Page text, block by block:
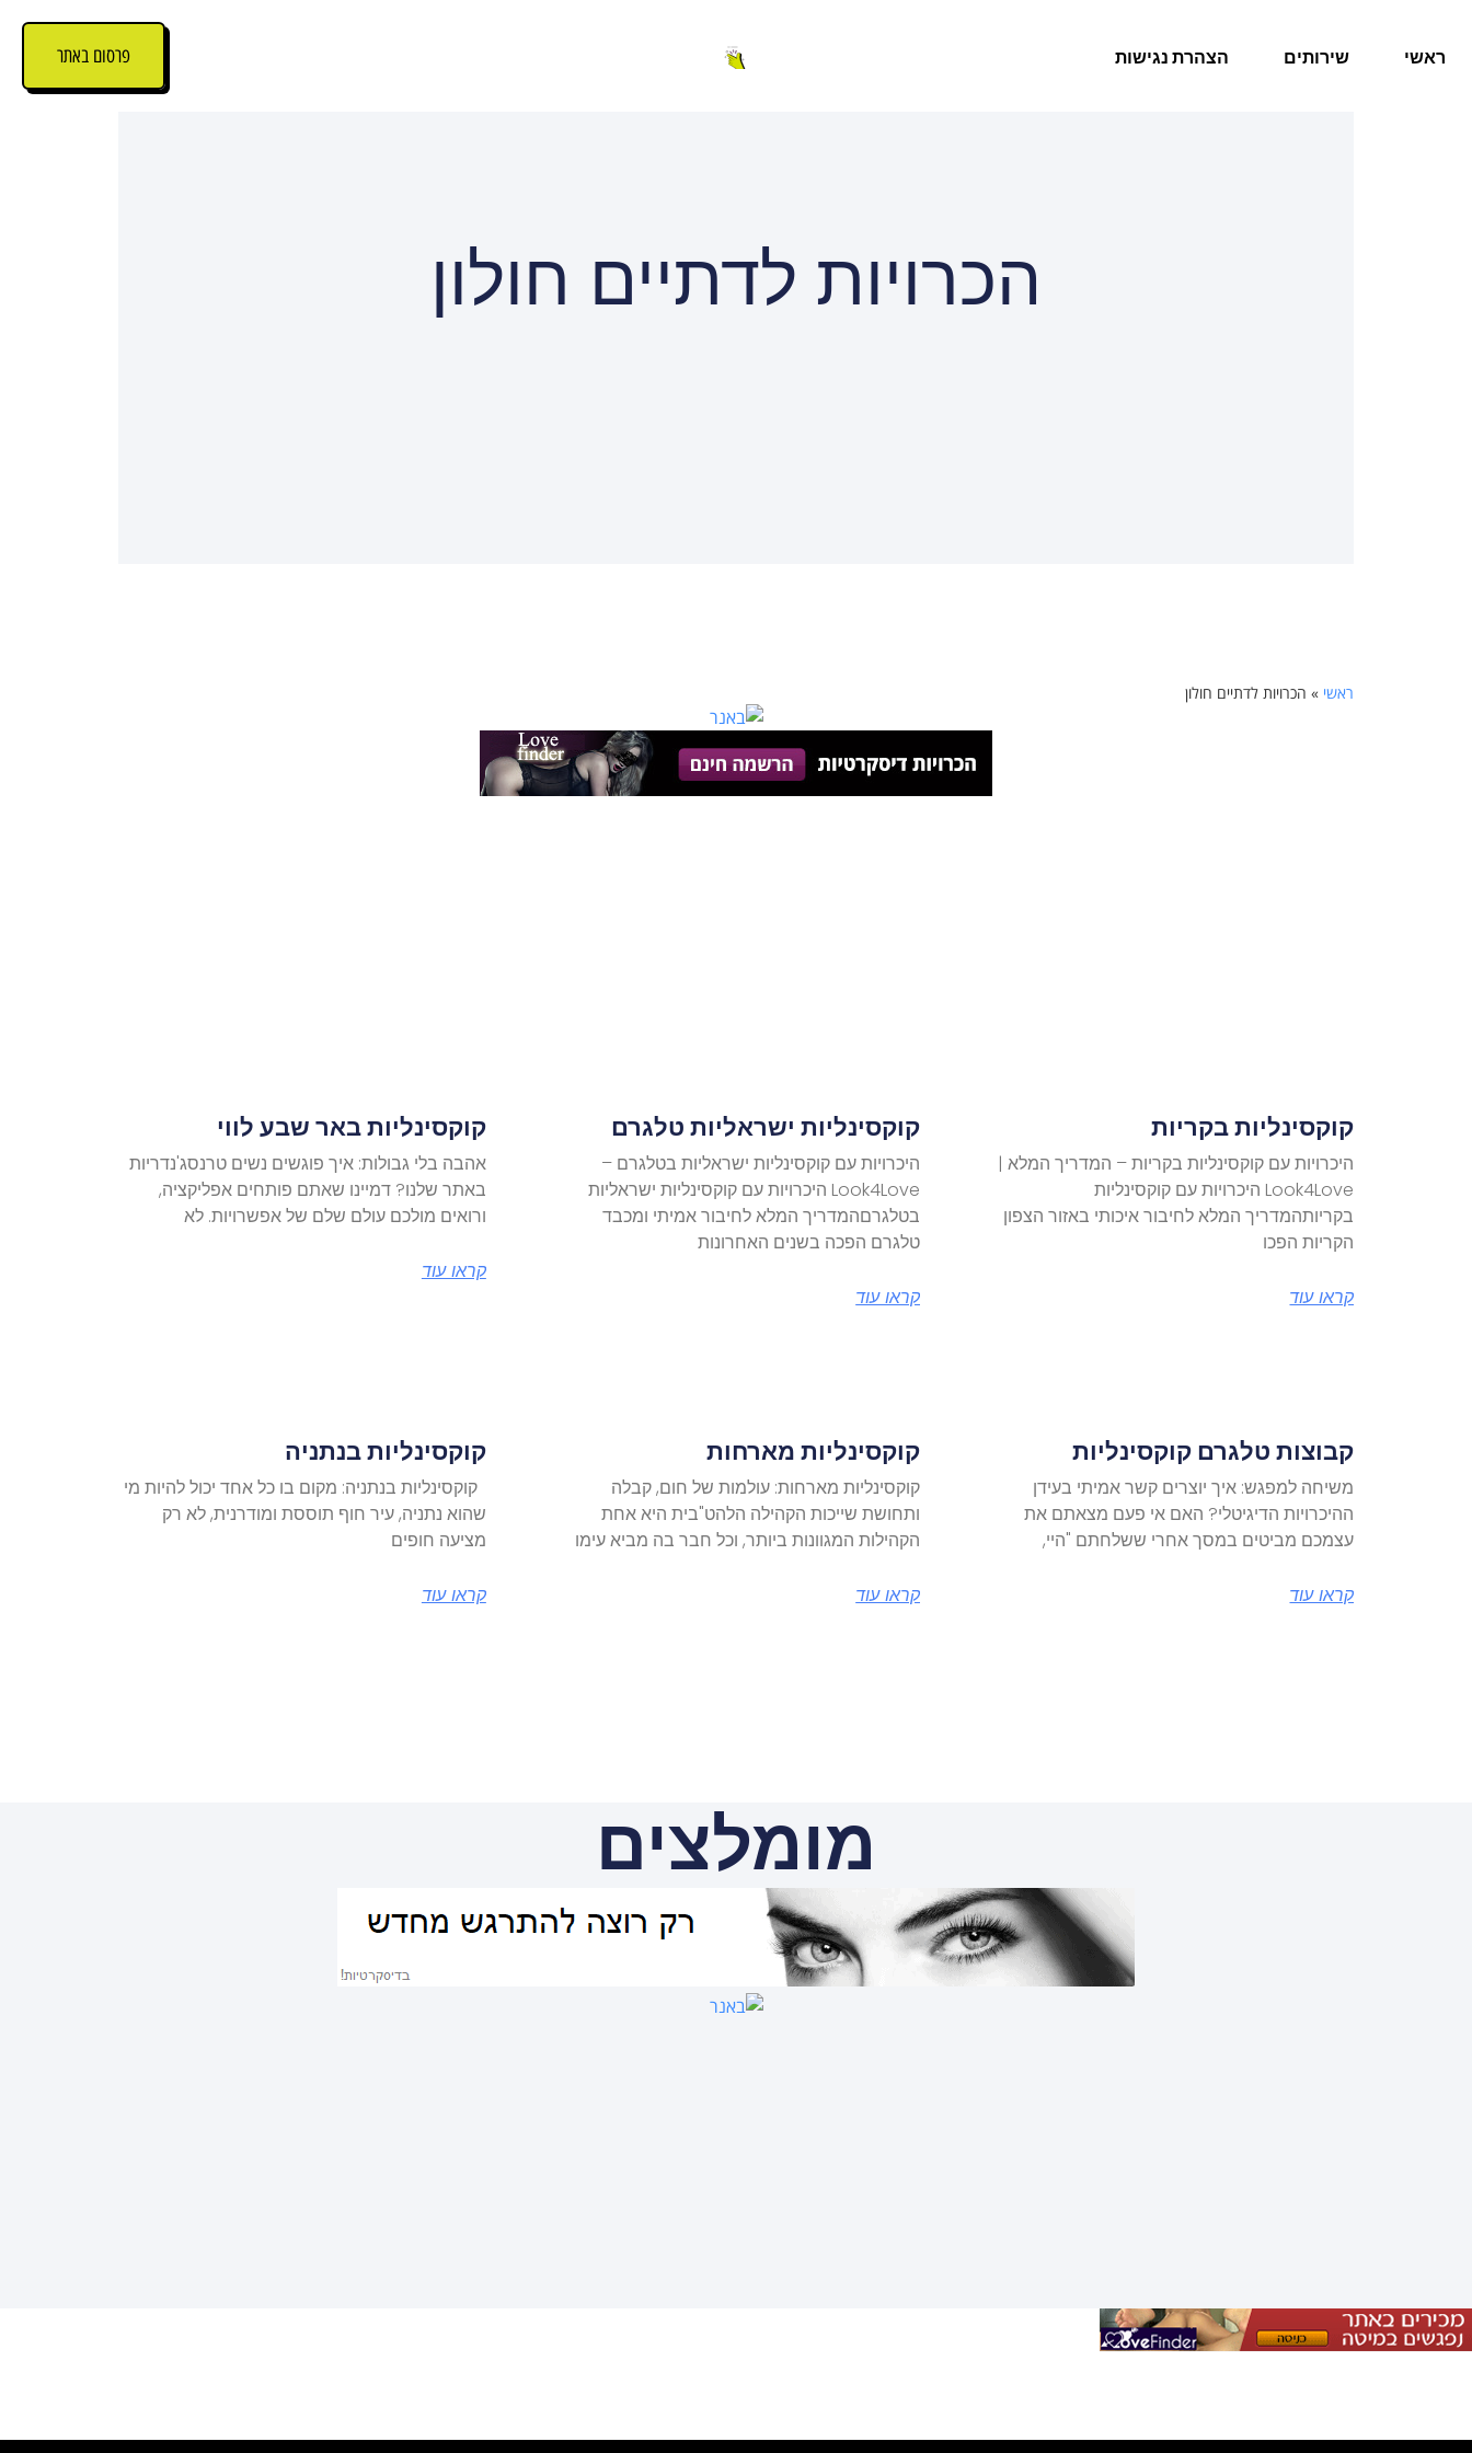
ראשי שירותים הצהרת נגישות פרסום באתר
הכרויות לדתיים חולון
ראשי » הכרויות לדתיים חולון
קוקסינליות בקריות
היכרויות עם קוקסינליות בקריות – המדריך המלא |
Look4Love היכרויות עם קוקסינליות
בקריותהמדריך המלא לחיבור איכותי באזור הצפון
הקריות הפכו
קראו עוד
קוקסינליות ישראליות טלגרם
היכרויות עם קוקסינליות ישראליות בטלגרם –
Look4Love היכרויות עם קוקסינליות ישראליות
בטלגרםהמדריך המלא לחיבור אמיתי ומכבד
טלגרם הפכה בשנים האחרונות
קראו עוד
קוקסינליות באר שבע לווי
אהבה בלי גבולות: איך פוגשים נשים טרנסג'נדריות
באתר שלנו? דמיינו שאתם פותחים אפליקציה,
ורואים מולכם עולם שלם של אפשרויות. לא
קראו עוד
קבוצות טלגרם קוקסינליות
משיחה למפגש: איך יוצרים קשר אמיתי בעידן
ההיכרויות הדיגיטלי? האם אי פעם מצאתם את
עצמכם מביטים במסך אחרי ששלחתם "היי,
קראו עוד
קוקסינליות מארחות
קוקסינליות מארחות: עולמות של חום, קבלה
ותחושת שייכות הקהילה הלהט"בית היא אחת
הקהילות המגוונות ביותר, וכל חבר בה מביא עימו
קראו עוד
קוקסינליות בנתניה
קוקסינליות בנתניה: מקום בו כל אחד יכול להיות מי
שהוא נתניה, עיר חוף תוססת ומודרנית, לא רק
מציעה חופים
קראו עוד
מומלצים